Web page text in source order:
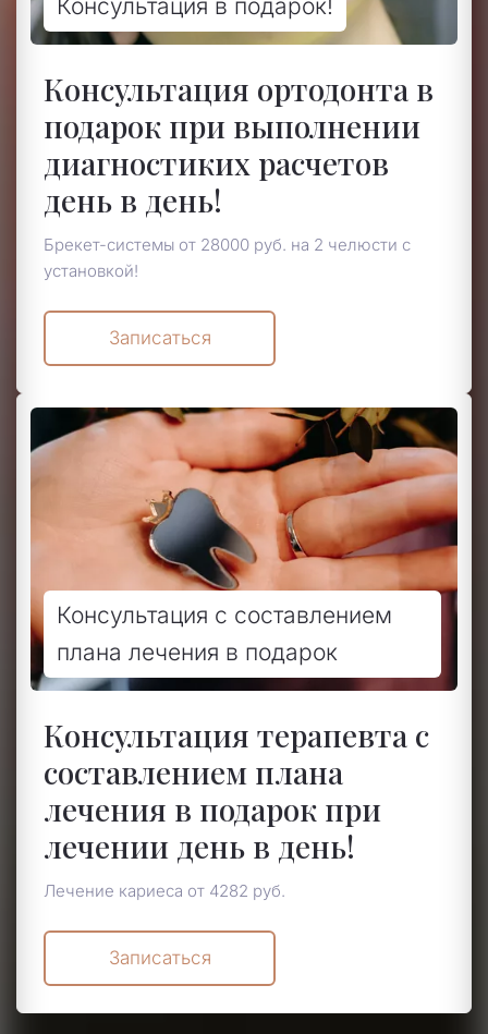
Консультация ортодонта в
подарок при выполнении
диагностиких расчетов
день в день!
Консультация в подарок!
Брекет-системы от 28000 руб. на 2 челюсти с
установкой!
Записаться
Консультация терапевта с
составлением плана
лечения в подарок при
лечении день в день!
Консультация с составлением
плана лечения в подарок
Лечение кариеса от 4282 руб.
Записаться